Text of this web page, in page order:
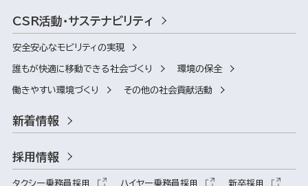
CSR活動・サステナビリティ
安全安心なモビリティの実現
誰もが快適に移動できる社会づくり 環境の保全
働きやすい環境づくり その他の社会貢献活動
新着情報
採用情報
タクシー乗務員採用 ハイヤー乗務員採用 新卒採用